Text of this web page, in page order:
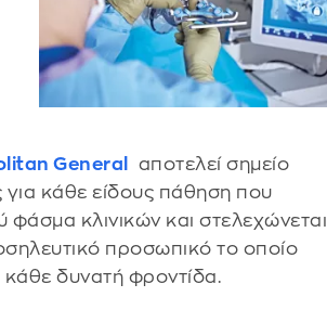
General
αποτελεί σημείο
κάθε είδους πάθηση που
φάσμα κλινικών και στελεχώνεται
προσωπικό το οποίο
δυνατή φροντίδα.